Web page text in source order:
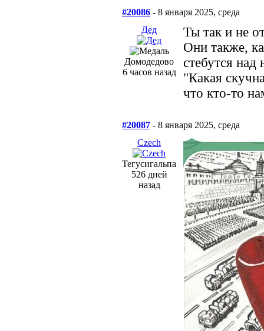
#20086 - 8 января 2025, среда
Дед
Домодедово
6 часов назад
Ты так и не
Они также,
стебутся над
"Какая
что кто-то
#20087 - 8 января 2025, среда
Сzech
Тегусигальпа
526 дней
назад